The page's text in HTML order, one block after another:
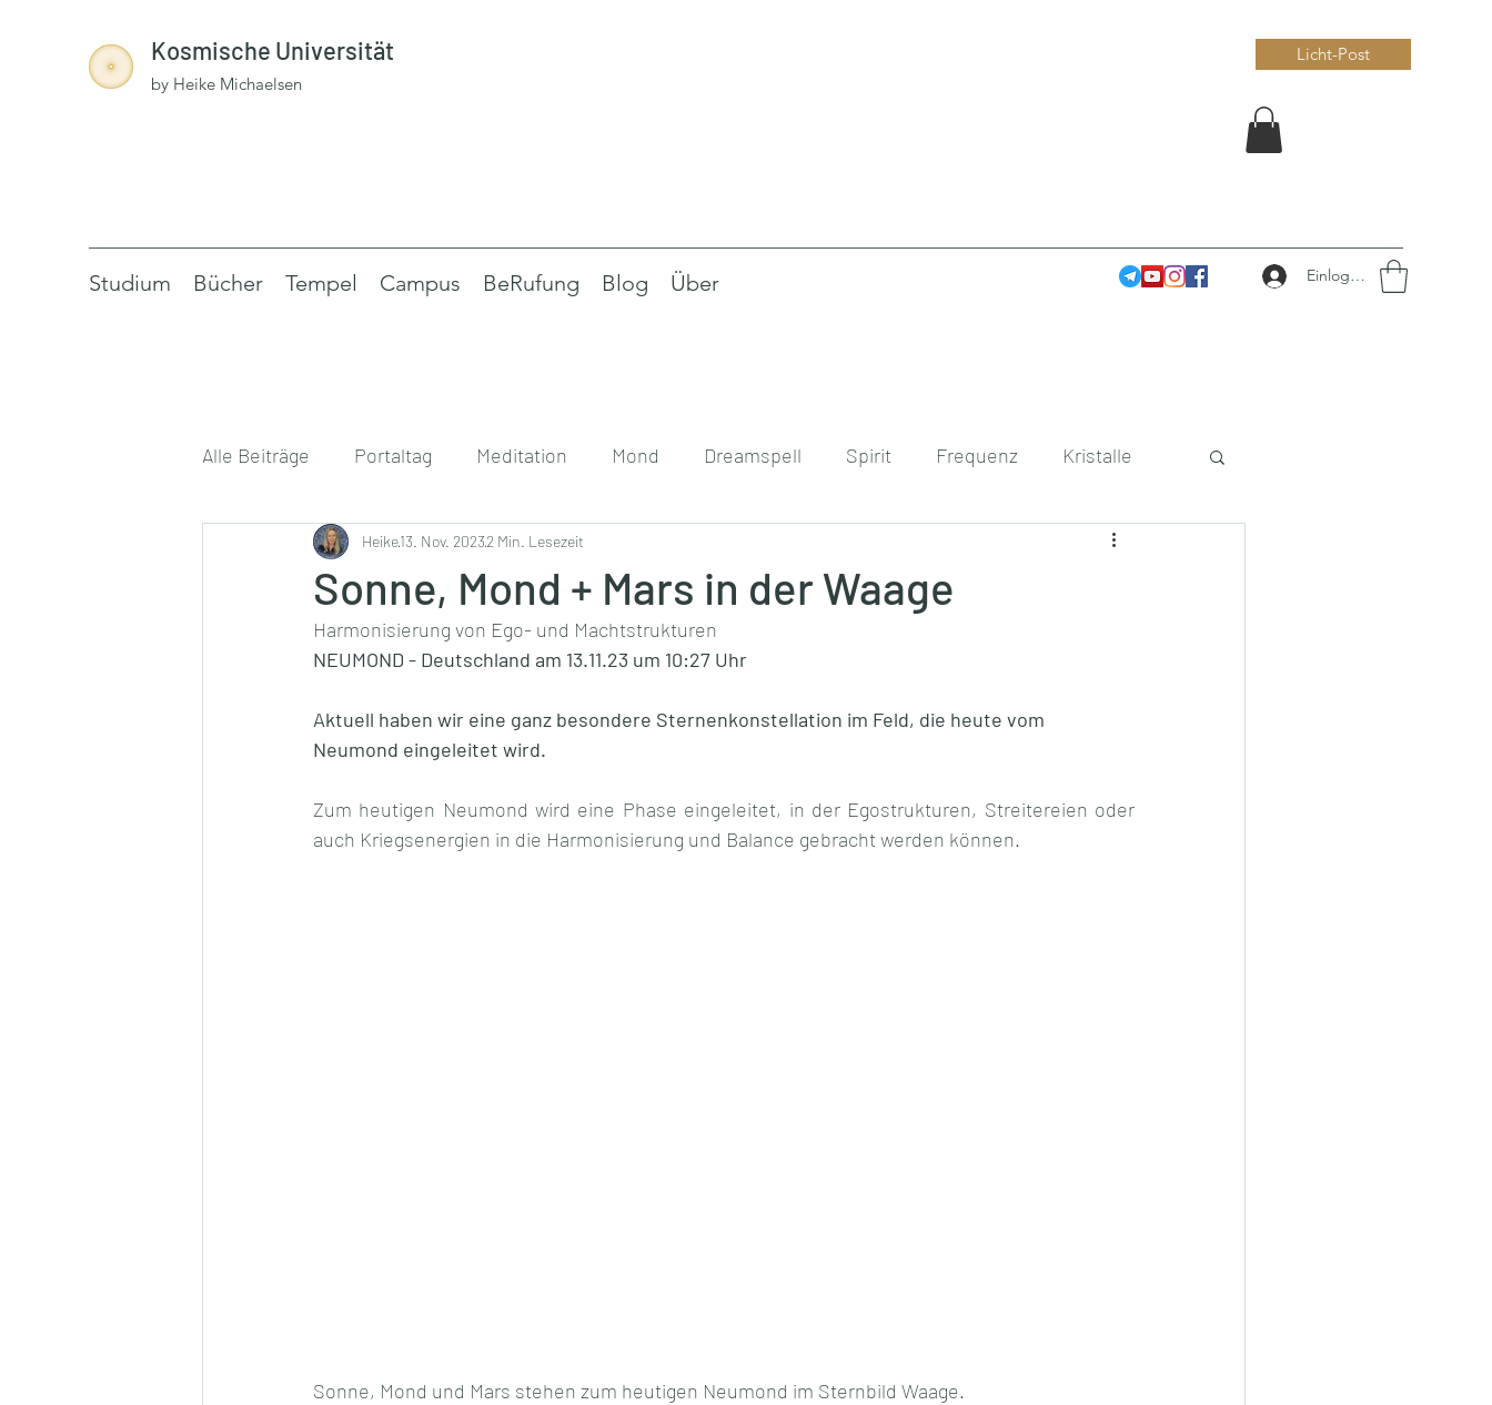
Kosmische Universität
by Heike Michaelsen
Licht-Post
Studium Bücher Tempel Campus BeRufung Blog Über Einloggen
Alle Beiträge Portaltag Meditation Mond Dreamspell Spirit Frequenz Kristalle
Ernährung
Sonne, Mond + Mars in der Waage
Heike13. Nov. 20232 Min. Lesezeit
Harmonisierung von Ego- und Machtstrukturen
NEUMOND - Deutschland am 13.11.23 um 10:27 Uhr
Aktuell haben wir eine ganz besondere Sternenkonstellation im Feld, die heute vom
Neumond eingeleitet wird.
Zum heutigen Neumond wird eine Phase eingeleitet, in der Egostrukturen, Streitereien oder
auch Kriegsenergien in die Harmonisierung und Balance gebracht werden können.
Sonne, Mond und Mars stehen zum heutigen Neumond im Sternbild Waage.